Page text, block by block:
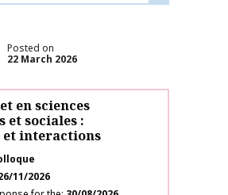
Posted on
22 March 2026
en sciences
et sociales :
interactions
11/2026